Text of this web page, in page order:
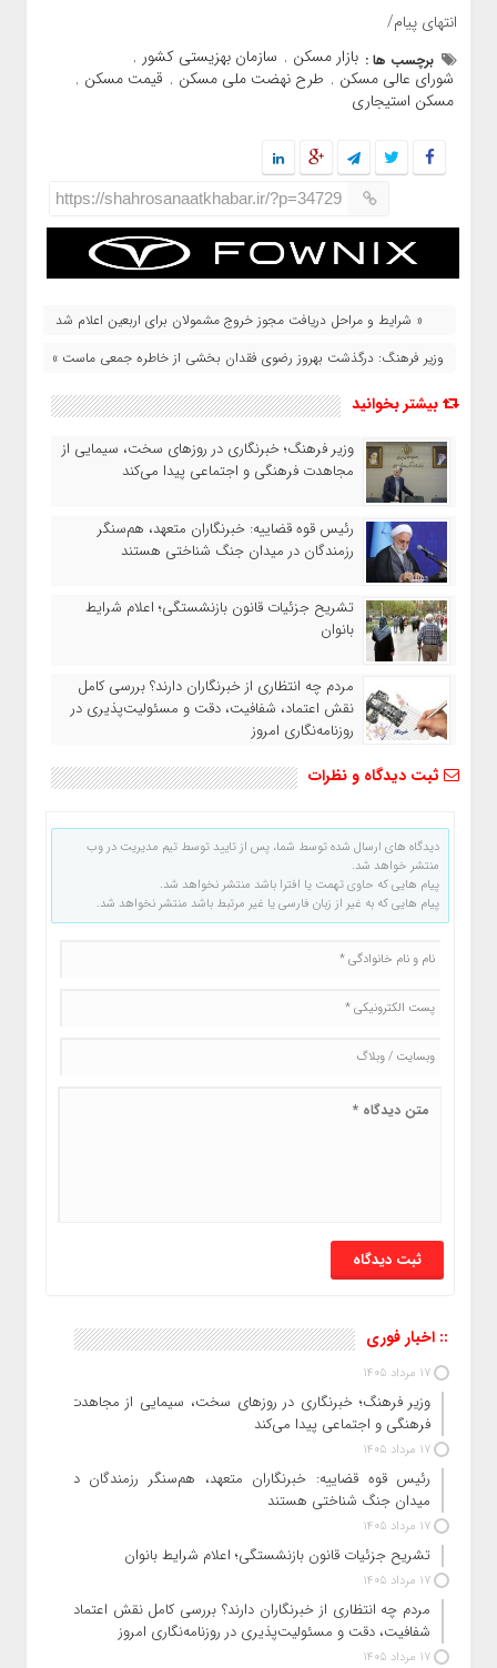
انتهای پیام/
برچسب ها : بازار مسکن , سازمان بهزیستی کشور ,
شورای عالی مسکن , طرح نهضت ملی مسکن , قیمت مسکن ,
مسکن استیجاری
https://shahrosanaatkhabar.ir/?p=34729
« شرایط و مراحل دریافت مجوز خروج مشمولان برای اربعین اعلام شد
وزیر فرهنگ: درگذشت بهروز رضوی فقدان بخشی از خاطره جمعی ماست »
بیشتر بخوانید
وزیر فرهنگ؛ خبرنگاری در روزهای سخت، سیمایی از
مجاهدت فرهنگی و اجتماعی پیدا می‌کند
رئیس قوه قضاییه: خبرنگاران متعهد، هم‌سنگر
رزمندگان در میدان جنگ شناختی هستند
تشریح جزئیات قانون بازنشستگی؛ اعلام شرایط
بانوان
مردم چه انتظاری از خبرنگاران دارند؟ بررسی کامل
نقش اعتماد، شفافیت، دقت و مسئولیت‌پذیری در
روزنامه‌نگاری امروز
ثبت دیدگاه و نظرات
دیدگاه های ارسال شده توسط شما، پس از تایید توسط تیم مدیریت در وب
منتشر خواهد شد.
پیام هایی که حاوی تهمت یا افترا باشد منتشر نخواهد شد.
پیام هایی که به غیر از زبان فارسی یا غیر مرتبط باشد منتشر نخواهد شد.
:: اخبار فوری
17 مرداد 1405
وزیر فرهنگ؛ خبرنگاری در روزهای سخت، سیمایی از مجاهدت
فرهنگی و اجتماعی پیدا می‌کند
17 مرداد 1405
رئیس قوه قضاییه: خبرنگاران متعهد، هم‌سنگر رزمندگان در
میدان جنگ شناختی هستند
17 مرداد 1405
تشریح جزئیات قانون بازنشستگی؛ اعلام شرایط بانوان
17 مرداد 1405
مردم چه انتظاری از خبرنگاران دارند؟ بررسی کامل نقش اعتماد،
شفافیت، دقت و مسئولیت‌پذیری در روزنامه‌نگاری امروز
17 مرداد 1405